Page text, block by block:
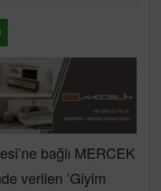
bağlı MERCEK
verilen ’Giyim